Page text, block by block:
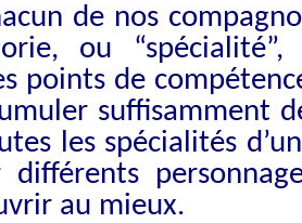
de nos
ou
points de
suffisamment
les spécialités
différents
au mieux.